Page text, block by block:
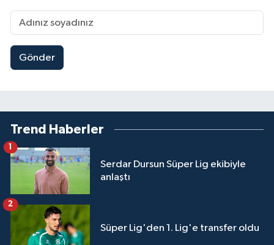
Gönder
Trend Haberler
Serdar Dursun Süper Lig ekibiyle
anlaştı
1
Süper Lig'den 1. Lig'e transfer oldu
2